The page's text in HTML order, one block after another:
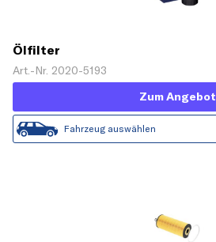
Ölfilter
Art.-Nr. 2020-5193
Zum Angebot
Fahrzeug auswählen